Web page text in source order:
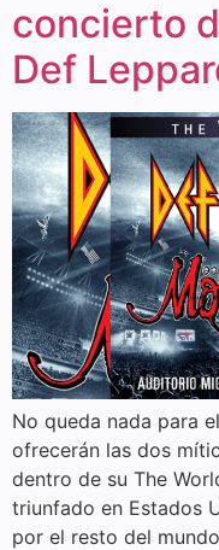
concierto
Def
No queda nada para
ofrecerán las dos
dentro de su The
triunfado en Estados
por el resto del